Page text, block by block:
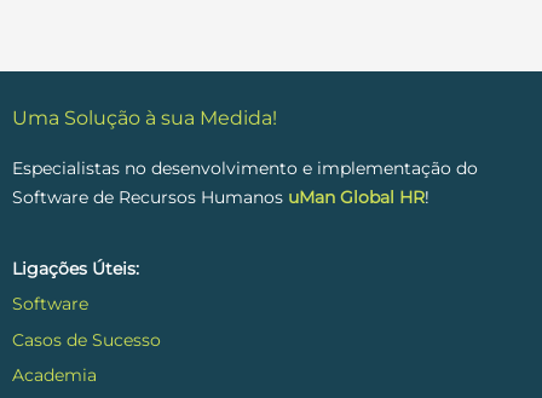
Uma Solução à sua Medida!
Especialistas no desenvolvimento e implementação do
Software de Recursos Humanos uMan Global HR!
Ligações Úteis:
Software
Casos de Sucesso
Academia